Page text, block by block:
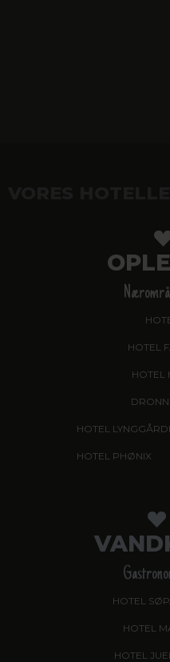
HOTEL
HOTEL
HOTEL
HOTEL PHØNIX
HOTEL
HOTEL
HOTEL